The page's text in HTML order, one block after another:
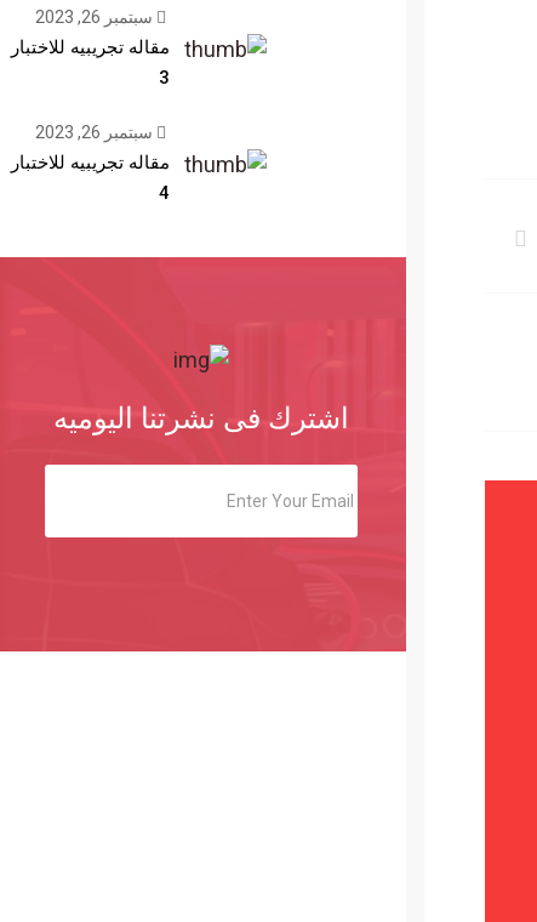
سبتمبر 26, 2023
مقاله تجريبيه للاختبار
3
سبتمبر 26, 2023
مقاله تجريبيه للاختبار
4
اشترك فى نشرتنا اليوميه